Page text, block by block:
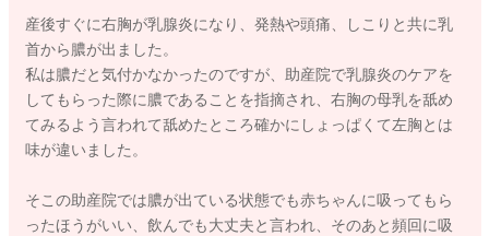
産後すぐに右胸が乳腺炎になり、発熱や頭痛、しこりと共に乳
首から膿が出ました。
私は膿だと気付かなかったのですが、助産院で乳腺炎のケアを
してもらった際に膿であることを指摘され、右胸の母乳を舐め
てみるよう言われて舐めたところ確かにしょっぱくて左胸とは
味が違いました。
そこの助産院では膿が出ている状態でも赤ちゃんに吸ってもら
ったほうがいい、飲んでも大丈夫と言われ、そのあと頻回に吸